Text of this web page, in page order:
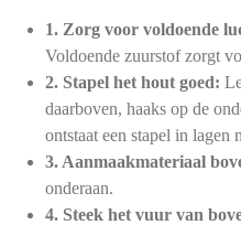
1. Zorg voor voldoende
Voldoende zuurstof zorgt
2. Stapel het hout goed:
daarboven, haaks op de
ontstaat een stapel in lagen
3. Aanmaakmateriaal
onderaan.
4. Steek het vuur van